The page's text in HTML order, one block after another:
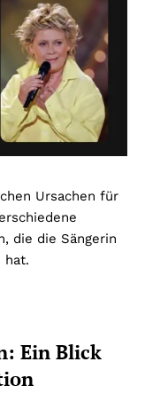
Ursachen für
die die Sängerin
hat.
Ein Blick